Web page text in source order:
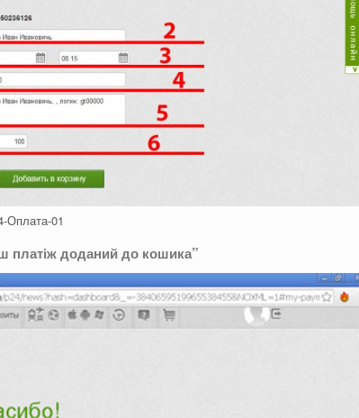
Оплата-01
платіж доданий до кошика”